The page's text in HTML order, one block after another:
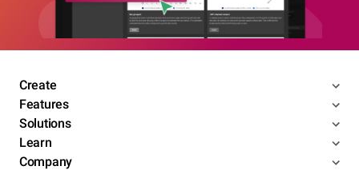
Create
Features
Solutions
Learn
Company